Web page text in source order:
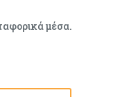
μέσα.